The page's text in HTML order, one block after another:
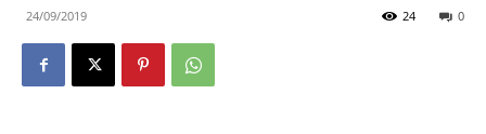
24/09/2019 0
24